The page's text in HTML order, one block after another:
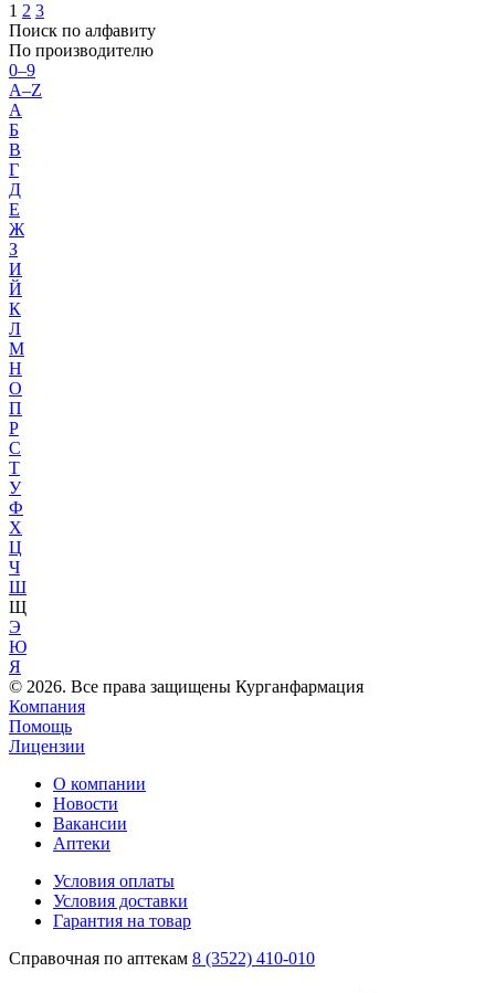
1 2 3
Поиск по алфавиту
По производителю
0–9
A–Z
А
Б
В
Г
Д
Е
Ж
З
И
Й
К
Л
М
Н
О
П
Р
С
Т
У
Ф
Х
Ц
Ч
Ш
Щ
Э
Ю
Я
© 2026. Все права защищены Курганфармация
Компания
Помощь
Лицензии
О компании
Новости
Вакансии
Аптеки
Условия оплаты
Условия доставки
Гарантия на товар
Справочная по аптекам 8 (3522) 410-010